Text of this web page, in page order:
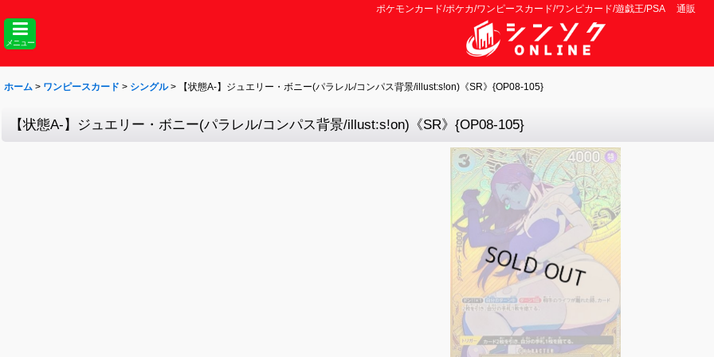
ポケモンカード/ポケカ/ワンピースカード/ワンピカード/遊戯王/PSA 通販
メニュー
ホーム > ワンピースカード > シングル > 【状態A-】ジュエリー・ボニー(パラレル/コンパス背景/illust:s!on)《SR》{OP08-105}
【状態A-】ジュエリー・ボニー(パラレル/コンパス背景/illust:s!on)《SR》{OP08-105}